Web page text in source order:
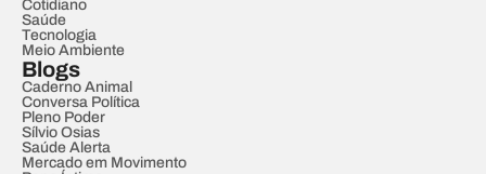
Cotidiano
Saúde
Tecnologia
Meio Ambiente
Blogs
Caderno Animal
Conversa Política
Pleno Poder
Sílvio Osias
Saúde Alerta
Mercado em Movimento